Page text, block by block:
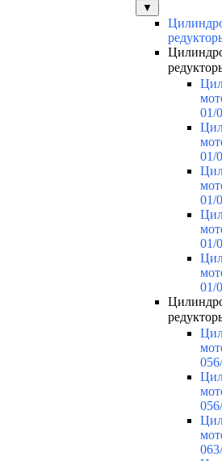
▼
01/
01/
01/
01/
01/